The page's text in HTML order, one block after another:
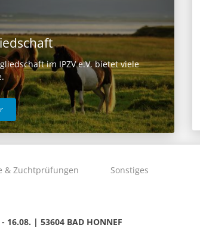
im IPZV e.V. bietet viele
& Zuchtprüfungen Sonstiges
- 16.08. | 53604 BAD HONNEF